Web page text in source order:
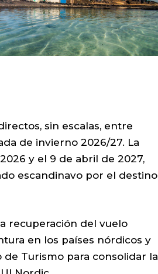
sin escalas, entre
de invierno 2026/27. La
y el 9 de abril de 2027,
escandinavo por el destino
recuperación del vuelo
en los países nórdicos y
Turismo para consolidar la